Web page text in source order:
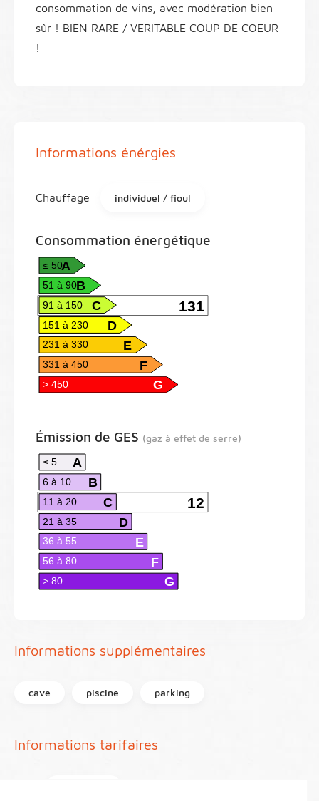
consommation de vins, avec modération bien
sûr ! BIEN RARE / VERITABLE COUP DE COEUR
!
Informations énérgies
Chauffage individuel / fioul
Consommation énergétique
A
≤ 50
B
51 à 90
131
C
91 à 150
D
151 à 230
E
231 à 330
F
331 à 450
G
> 450
Émission de GES (gaz à effet de serre)
A
≤ 5
B
6 à 10
12
C
11 à 20
D
21 à 35
E
36 à 55
F
56 à 80
G
> 80
Informations supplémentaires
cave piscine parking
Informations tarifaires